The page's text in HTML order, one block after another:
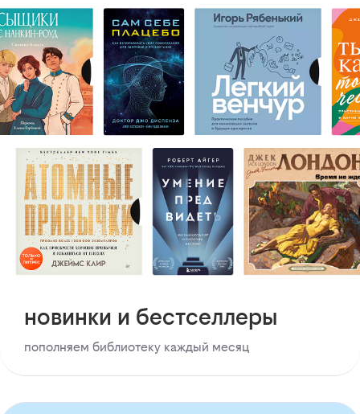
новинки и бестселлеры
пополняем библиотеку каждый месяц